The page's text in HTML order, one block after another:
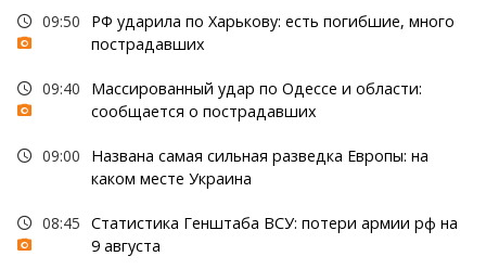
09:50
РФ ударила по Харькову: есть погибшие, много
пострадавших
09:40
Массированный удар по Одессе и области:
сообщается о пострадавших
09:00
Названа самая сильная разведка Европы: на
каком месте Украина
08:45 Статистика Генштаба ВСУ: потери армии рф на
9 августа